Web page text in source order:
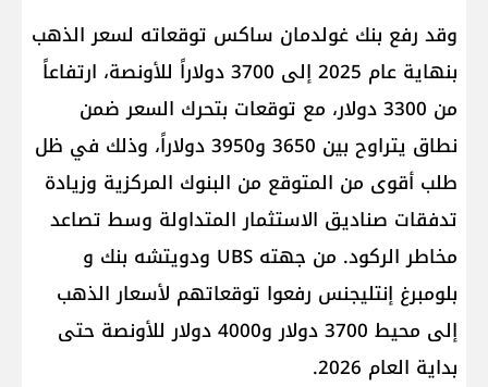
وقد رفع بنك غولدمان ساكس توقعاته لسعر الذهب
بنهاية عام 2025 إلى 3700 دولاراً للأونصة، ارتفاعاً
من 3300 دولار، مع توقعات بتحرك السعر ضمن
نطاق يتراوح بين 3650 و3950 دولاراً، وذلك في ظل
طلب أقوى من المتوقع من البنوك المركزية وزيادة
تدفقات صناديق الاستثمار المتداولة وسط تصاعد
مخاطر الركود. من جهته UBS ودويتشه بنك و
بلومبرغ إنتليجنس رفعوا توقعاتهم لأسعار الذهب
إلى محيط 3700 دولار و4000 دولار للأونصة حتى
بداية العام 2026.